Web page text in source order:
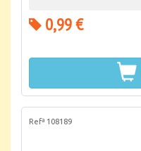
0,99 €
Refª 108189